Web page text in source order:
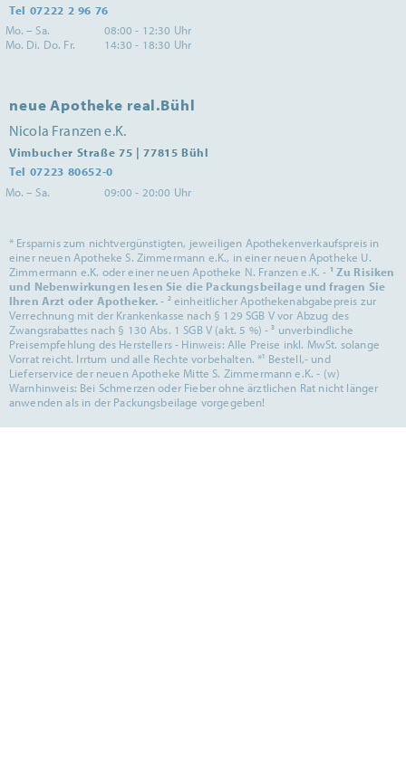
Tel 07222 2 96 76
Mo. – Sa.
08:00 - 12:30 Uhr
Mo. Di. Do. Fr.
14:30 - 18:30 Uhr
neue Apotheke real.Bühl
Nicola Franzen e.K.
Vimbucher Straße 75 | 77815 Bühl
Tel 07223 80652-0
Mo. – Sa.
09:00 - 20:00 Uhr
* Ersparnis zum nichtvergünstigten, jeweiligen Apothekenverkaufspreis in
einer neuen Apotheke S. Zimmermann e.K., in einer neuen Apotheke U.
Zimmermann e.K. oder einer neuen Apotheke N. Franzen e.K. - ¹ Zu Risiken
und Nebenwirkungen lesen Sie die Packungsbeilage und fragen Sie
Ihren Arzt oder Apotheker.- ² einheitlicher Apothekenabgabepreis zur
Verrechnung mit der Krankenkasse nach § 129 SGB V vor Abzug des
Zwangsrabattes nach § 130 Abs. 1 SGB V (akt. 5 %) - ³ unverbindliche
Preisempfehlung des Herstellers - Hinweis: Alle Preise inkl. MwSt. solange
Vorrat reicht. Irrtum und alle Rechte vorbehalten. *¹ Bestell,- und
Lieferservice der neuen Apotheke Mitte S. Zimmermann e.K. - (w)
Warnhinweis: Bei Schmerzen oder Fieber ohne ärztlichen Rat nicht länger
anwenden als in der Packungsbeilage vorgegeben!